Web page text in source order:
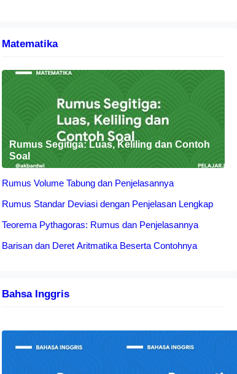
Matematika
Rumus Segitiga: Luas, Keliling dan Contoh
Soal
Rumus Volume Tabung dan Penjelasannya
Rumus Standar Deviasi dengan Penjelasan Lengkap
Teorema Pythagoras: Rumus dan Penjelasannya
Barisan dan Deret Aritmatika Beserta Contohnya
Bahsa Inggris